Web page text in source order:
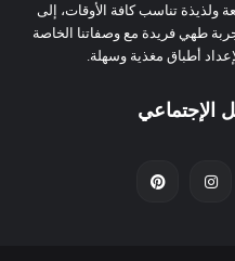
ولذيذة تناسب كافة الأوقات، إلى
طهي فريدة مع وصفاتنا الخاصة
أطباق مغذية وسهلة.
الإجتماعي